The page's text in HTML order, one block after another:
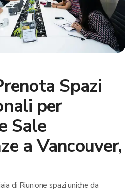
Spazi
per
Sale
a Vancouver,
di Riunione spazi uniche da